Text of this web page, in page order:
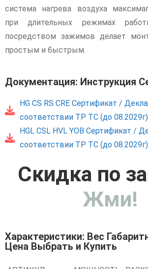
система нагрева воздуха
при длительных режимах
посредством зажимов делает
простым и быстрым.
Документация: Инструкция
HG CS RS CRE Сертификат /
соответствии ТР ТС (до 08.2029г)
HGL CSL HVL YOB Сертификат /
соответствии ТР ТС (до 08.2029г)
Скидка по
Жми!
Характеристики: Вес
Цена Выбрать и Купить